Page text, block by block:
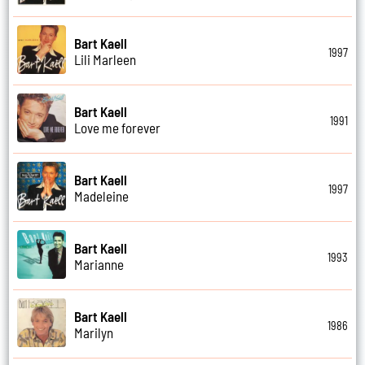
Bart Kaell
Lili Marleen
1997
Bart Kaell
Love me forever
1991
Bart Kaell
Madeleine
1997
Bart Kaell
Marianne
1993
Bart Kaell
Marilyn
1986